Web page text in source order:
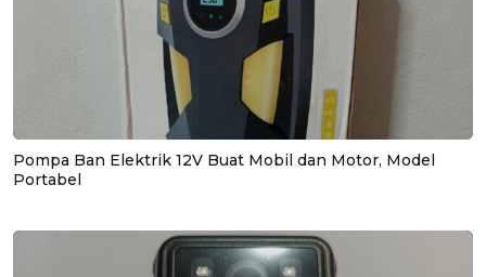
Pompa Ban Elektrik 12V Buat Mobil dan Motor, Model
Portabel